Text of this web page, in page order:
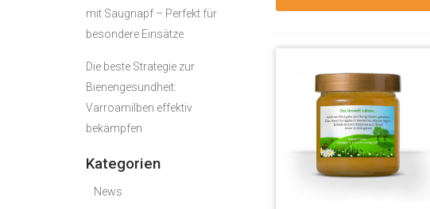
mit Saugnapf – Perfekt für
besondere Einsätze
Die beste Strategie zur
Bienengesundheit:
Varroamilben effektiv
bekämpfen
Kategorien
News